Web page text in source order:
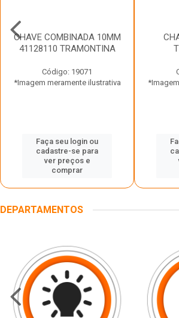
CHAVE COMBINADA 10MM
41128110 TRAMONTINA
Código: 19071
*Imagem meramente ilustrativa
Faça seu login ou
cadastre-se para
ver preços e
comprar
DEPARTAMENTOS